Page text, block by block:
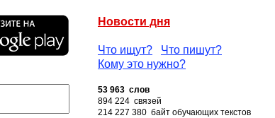
Новости дня
Что ищут?
Что пишут?
Кому это нужно?
53 963 слов
894 224 связей
214 227 380 байт обучающих текстов